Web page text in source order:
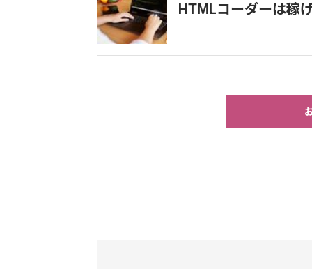
HTMLコーダーは稼